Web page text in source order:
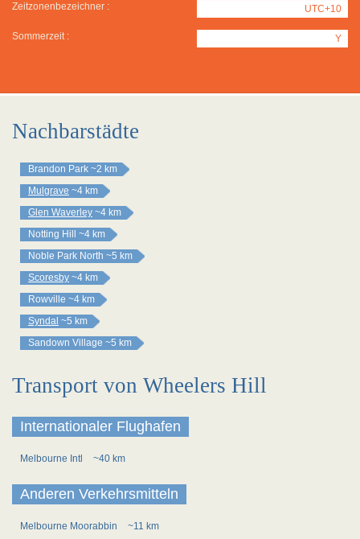
Zeitzonenbezeichner : UTC+10
Sommerzeit : Y
Nachbarstädte
Brandon Park ~2 km
Mulgrave ~4 km
Glen Waverley ~4 km
Notting Hill
~4 km
Noble Park North ~5 km
Scoresby ~4 km
Rowville ~4 km
Syndal ~5 km
Sandown Village ~5 km
Transport von Wheelers Hill
Internationaler Flughafen
Melbourne Intl ~40 km
Anderen Verkehrsmitteln
Melbourne Moorabbin
~11 km